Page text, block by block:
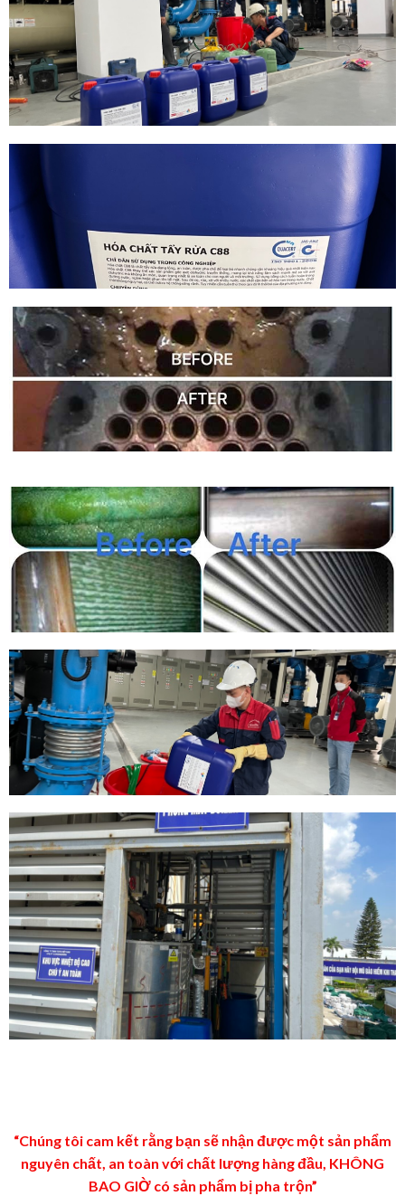
“Chúng tôi cam kết rằng bạn sẽ nhận được một sản phẩm
nguyên chất, an toàn với chất lượng hàng đầu, KHÔNG
BAO GIỜ có sản phẩm bị pha trộn”